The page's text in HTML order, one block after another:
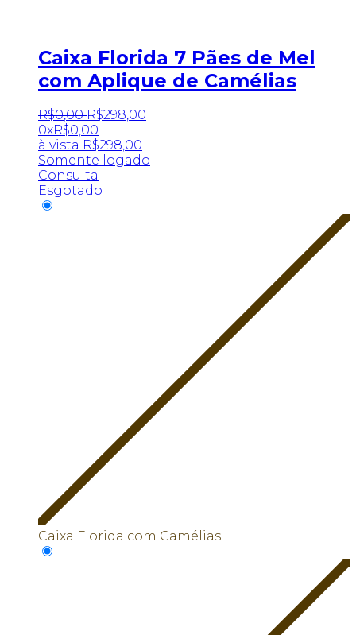
Caixa Florida 7 Pães de Mel
com Aplique de Camélias
R$0,00 R$298,00
0xR$0,00
à vista R$298,00
Somente logado
Consulta
Esgotado
Caixa Florida com Camélias